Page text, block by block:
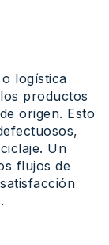
logística
productos
origen. Esto
Un
flujos de